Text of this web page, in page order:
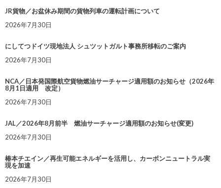
JR貨物／お盆休み期間の貨物列車の運転計画について
2026年7月30日
にしてつドイツ現地法人 シュツットガルト事務所移転のご案内
2026年7月30日
NCA／日本発国際航空貨物燃油サーチャージ適用額のお知らせ（2026年
8月1日適用 改定）
2026年7月30日
JAL／2026年8月前半 燃油サーチャージ適用額のお知らせ(変更)
2026年7月30日
椿本チエイン／再生可能エネルギーを活用し、カーボンニュートラル実
現を加速
2026年7月30日